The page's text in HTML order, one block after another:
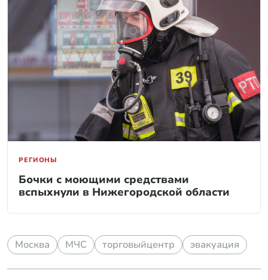
РЕГИОНЫ
Бочки с моющими средствами
вспыхнули в Нижегородской области
Москва МЧС торговыйцентр эвакуация